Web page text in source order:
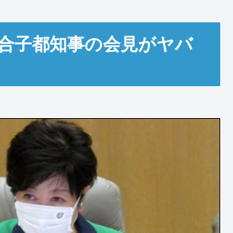
子都知事の会見がヤバ